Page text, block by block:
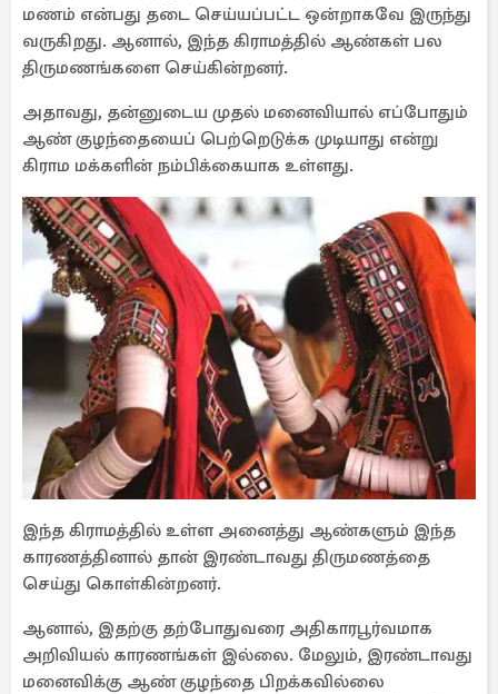
மணம் என்பது தடை செய்யப்பட்ட ஒன்றாகவே இருந்து
வருகிறது. ஆனால், இந்த கிராமத்தில் ஆண்கள் பல
திருமணங்களை செய்கின்றனர்.
அதாவது, தன்னுடைய முதல் மனைவியால் எப்போதும்
ஆண் குழந்தையைப் பெற்றெடுக்க முடியாது என்று
கிராம மக்களின் நம்பிக்கையாக உள்ளது.
இந்த கிராமத்தில் உள்ள அனைத்து ஆண்களும் இந்த
காரணத்தினால் தான் இரண்டாவது திருமணத்தை
செய்து கொள்கின்றனர்.
ஆனால், இதற்கு தற்போதுவரை அதிகாரபூர்வமாக
அறிவியல் காரணங்கள் இல்லை. மேலும், இரண்டாவது
மனைவிக்கு ஆண் குழந்தை பிறக்கவில்லை